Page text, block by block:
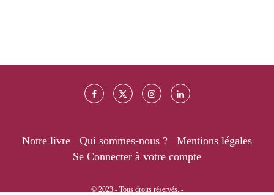
Notre livre Qui sommes-nous ?
Mentions légales
Se Connecter à votre compte
© 2023 - Tous droits réservés. -